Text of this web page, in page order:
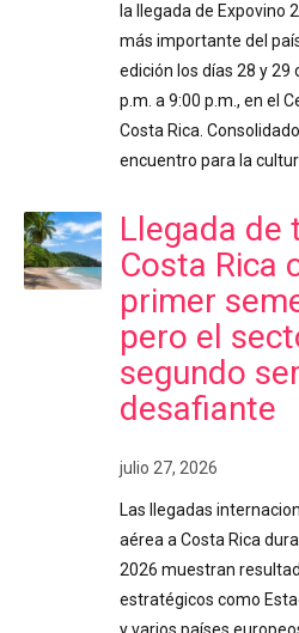
la llegada de Expovino
más importante del
edición los días 28 y 29
p.m. a 9:00 p.m., en el
Costa Rica.
encuentro para la
Llegada de
Costa Rica
primer
pero el
segundo
desafiante
julio 27, 2026
Las llegadas
aérea a Costa Rica
2026 muestran
estratégicos como
y varios países